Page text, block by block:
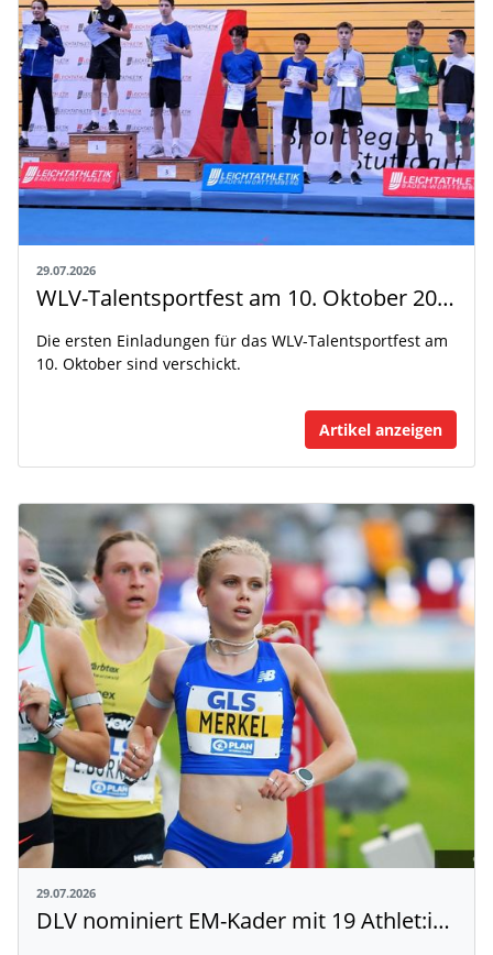
29.07.2026
WLV-Talentsportfest am 10. Oktober 2026
Die ersten Einladungen für das WLV-Talentsportfest am
10. Oktober sind verschickt.
Artikel anzeigen
29.07.2026
DLV nominiert EM-Kader mit 19 Athlet:innen aus Baden-Württemberg